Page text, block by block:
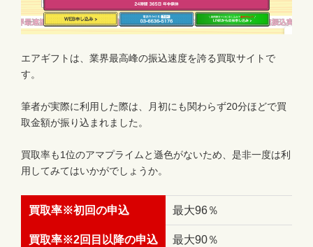
エアギフトは、業界最高峰の振込速度を誇る買取サイトで
す。
筆者が実際に利用した際は、月初にも関わらず20分ほどで買
取金額が振り込まれました。
買取率も1位のアマプライムと遜色がないため、是非一度は利
用してみてはいかがでしょうか。
買取率※初回の申込 最大96％
買取率※2回目以降の申込 最大90％